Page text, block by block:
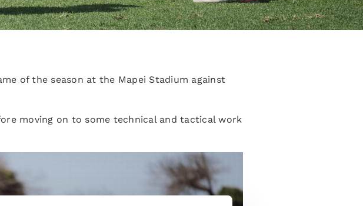
of the season at the Mapei Stadium against
moving on to some technical and tactical work